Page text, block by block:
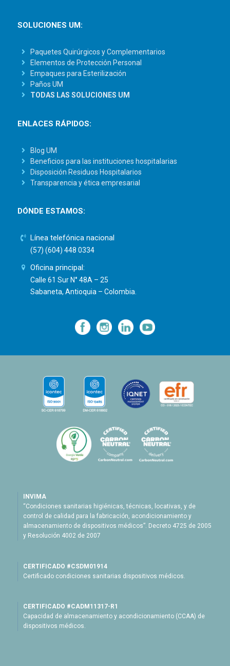
SOLUCIONES UM:
Paquetes Quirúrgicos y Complementarios
Elementos de Protección Personal
Empaques para Esterilización
Paños UM
TODAS LAS SOLUCIONES UM
ENLACES RÁPIDOS:
Blog UM
Beneficios para las instituciones hospitalarias
Disposición Residuos Hospitalarios
Transparencia y ética empresarial
DÓNDE ESTAMOS:
Línea telefónica nacional
(57) (604) 448 0334
Oficina principal:
Calle 61 Sur N° 48A – 25
Sabaneta, Antioquia – Colombia.
— — —
INVIMA
“Condiciones sanitarias higiénicas, técnicas, locativas, y de
control de calidad para la fabricación, acondicionamiento y
almacenamiento de dispositivos médicos”. Decreto 4725 de 2005
y Resolución 4002 de 2007
CERTIFICADO #CSDM01914
Certificado condiciones sanitarias dispositivos médicos.
CERTIFICADO #CADM11317-R1
Capacidad de almacenamiento y acondicionamiento (CCAA) de
dispositivos médicos.